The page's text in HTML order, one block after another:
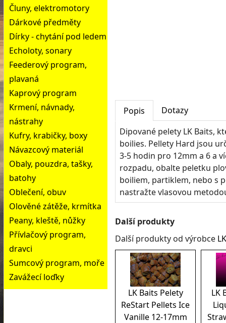
Čluny, elektromotory
Dárkové předměty
Dírky - chytání pod ledem
Echoloty, sonary
Feederový program,
plavaná
Kaprový program
Krmení, návnady,
nástrahy
Kufry, krabičky, boxy
Návazcový materiál
Obaly, pouzdra, tašky,
batohy
Oblečení, obuv
Olověné zátěže, krmítka
Peany, kleště, nůžky
Přívlačový program,
dravci
Sumcový program, moře
Zavážecí loďky
Popis
Dotazy
Dipované pelety LK Baits,
boilies. Pellety Hard jsou
3-5 hodin pro 12mm a 6 a
rozpadu, obalte peletku
boiliem, partiklem, nebo s
nastražte vlasovou
Další produkty
Další produkty od výrobce
LK Baits Pelety
ReStart Pellets Ice
Vanille 12-17mm
LK